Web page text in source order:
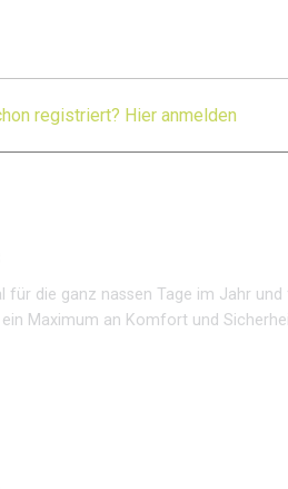
für die ganz nassen Tage im Jahr
Maximum an Komfort und
registriert? Hier anmelden